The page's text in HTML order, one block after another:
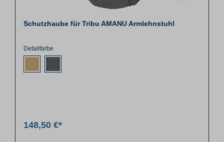
Schutzhaube für Tribu AMANU Armlehnstuhl
Detailfarbe
148,50 €*